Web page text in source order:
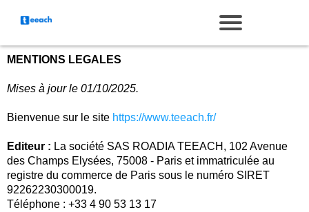
MENTIONS LEGALES
Mises à jour le 01/10/2025.
Bienvenue sur le site https://www.teeach.fr/
Editeur : La société SAS ROADIA TEEACH, 102 Avenue
des Champs Elysées, 75008 - Paris et immatriculée au
registre du commerce de Paris sous le numéro SIRET
92262230300019.
Téléphone : +33 4 90 53 13 17